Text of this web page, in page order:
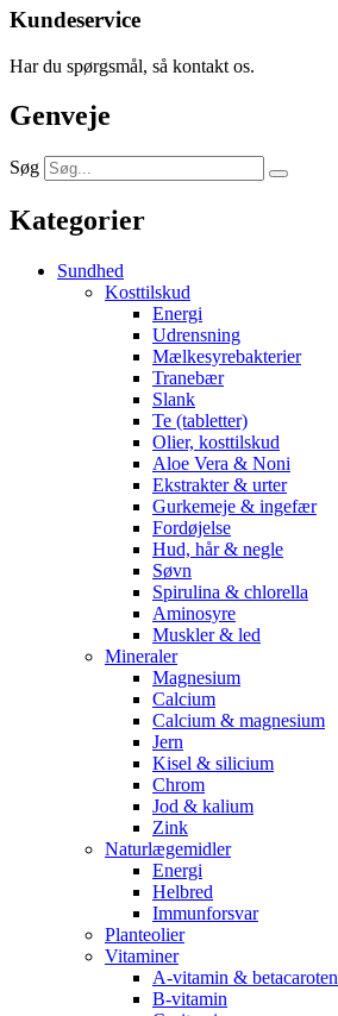
Kundeservice
Har du spørgsmål, så kontakt os.
Genveje
Søg
Kategorier
Sundhed
Kosttilskud
Energi
Udrensning
Mælkesyrebakterier
Tranebær
Slank
Te (tabletter)
Olier, kosttilskud
Aloe Vera & Noni
Ekstrakter & urter
Gurkemeje & ingefær
Fordøjelse
Hud, hår & negle
Søvn
Spirulina & chlorella
Aminosyre
Muskler & led
Mineraler
Magnesium
Calcium
Calcium & magnesium
Jern
Kisel & silicium
Chrom
Jod & kalium
Zink
Naturlægemidler
Energi
Helbred
Immunforsvar
Planteolier
Vitaminer
A-vitamin & betacaroten
B-vitamin